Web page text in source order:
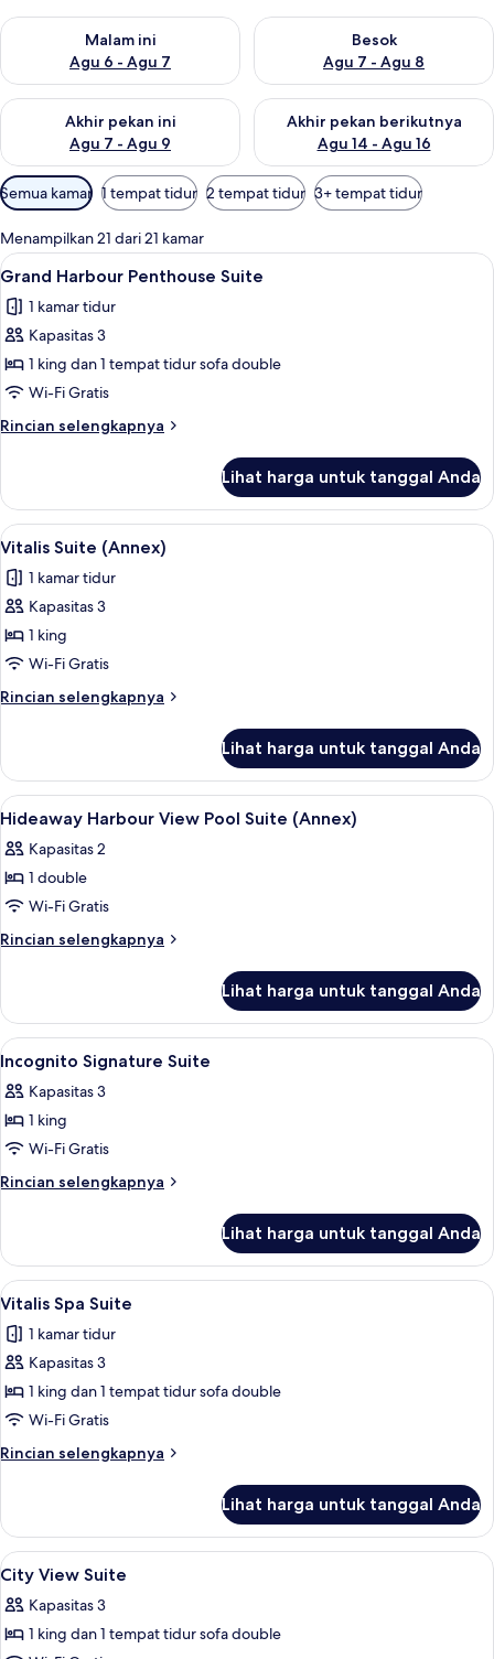
Malam ini
Agu 6 - Agu 7
Periksa ketersediaan untuk malam ini Agu 6 - Agu 7
Besok
Agu 7 - Agu 8
Periksa ketersediaan untuk
Akhir pekan ini
Agu 7 - Agu 9
Periksa ketersediaan untuk akhir pekan ini Agu 7 - Agu 9
Akhir pekan berikutnya
Agu 14 - Agu 16
Periksa ketersediaan untuk
Filter
tersedia
untuk
kamar
Semua kamar 1 tempat tidur 2 tempat tidur 3+ tempat tidur
Menampilkan 21 dari 21 kamar
Lihat
semua
foto
untuk
Grand
Harbour
Penthouse
Suite
Seprai premium, minibar, brankas,
4
Grand Harbour Penthouse Suite
1 kamar tidur
Kapasitas 3
1 king dan 1 tempat tidur sofa double
Wi-Fi Gratis
Rincian selengkapnya
Rincian
Grand
Harbour
Penthouse
Lihat harga untuk tanggal Anda
Lihat
semua
foto
untuk
Vitalis
Suite
(Annex)
Seprai premium, minibar, brankas,
5
Vitalis Suite (Annex)
1 kamar tidur
Kapasitas 3
1 king
Wi-Fi Gratis
Rincian selengkapnya
Rincian
Vitalis
Suite
(Annex)
Lihat harga untuk tanggal Anda
Lihat
semua
foto
untuk
Hideaway
Harbour
Suite
(Annex)
Seprai premium, minibar, brankas,
11
Hideaway Harbour View Pool Suite (Annex)
Kapasitas 2
1 double
Wi-Fi Gratis
Rincian selengkapnya
Rincian
Hideaway
Harbour
View
Suite
(Annex)
Lihat harga untuk tanggal Anda
Lihat
semua
foto
untuk
Incognito
Signature
Incognito Signature Suite | Seprai
4
Incognito Signature Suite
Kapasitas 3
1 king
Wi-Fi Gratis
Rincian selengkapnya
Rincian
Incognito
Signature
Suite
Lihat harga untuk tanggal Anda
Lihat
semua
foto
untuk
Vitalis
Spa
Suite
Seprai premium, minibar, brankas,
5
Vitalis Spa Suite
1 kamar tidur
Kapasitas 3
1 king dan 1 tempat tidur sofa double
Wi-Fi Gratis
Rincian selengkapnya
Rincian
Vitalis
Spa
Suite
Lihat harga untuk tanggal Anda
Lihat
semua
foto
untuk
Seprai premium, minibar, brankas,
4
City View Suite
Kapasitas 3
1 king dan 1 tempat tidur sofa double